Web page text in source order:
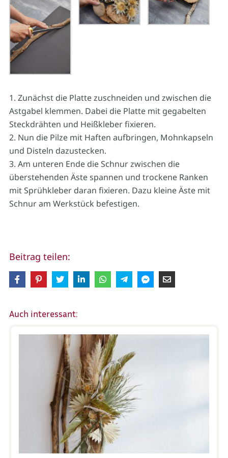
Zunächst die Platte zuschneiden und zwischen die
Astgabel klemmen. Dabei die Platte mit gegabelten
Steckdrähten und Heißkleber fixieren.
Nun die Pilze mit Haften aufbringen, Mohnkapseln
und Disteln dazustecken.
Am unteren Ende die Schnur zwischen die
überstehenden Äste spannen und trockene Ranken
mit Sprühkleber daran fixieren. Dazu kleine Äste mit
Schnur am Werkstück befestigen.
Beitrag teilen:
Auch interessant: